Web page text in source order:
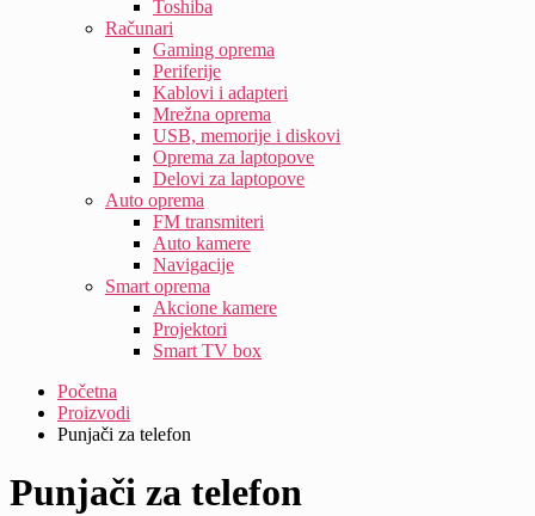
Toshiba
Računari
Gaming oprema
Periferije
Kablovi i adapteri
Mrežna oprema
USB, memorije i diskovi
Oprema za laptopove
Delovi za laptopove
Auto oprema
FM transmiteri
Auto kamere
Navigacije
Smart oprema
Akcione kamere
Projektori
Smart TV box
Početna
Proizvodi
Punjači za telefon
Punjači za telefon